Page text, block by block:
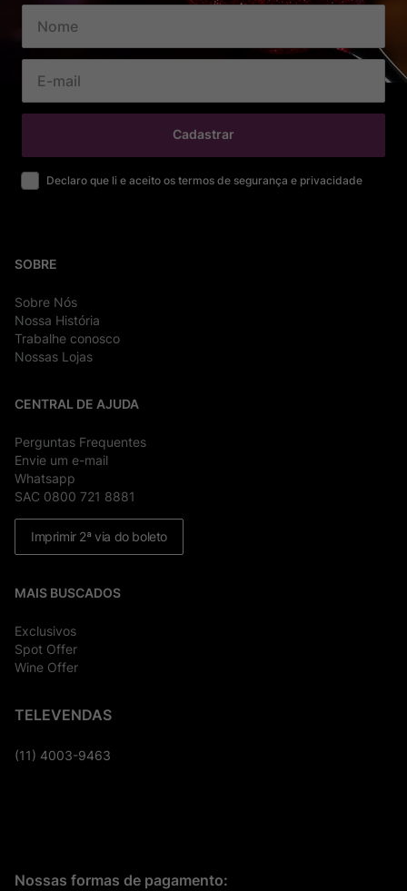
Cadastrar
Declaro que li e aceito os termos de segurança e privacidade
SOBRE
Sobre Nós
Nossa História
Trabalhe conosco
Nossas Lojas
CENTRAL DE AJUDA
Perguntas Frequentes
Envie um e-mail
Whatsapp
SAC 0800 721 8881
Imprimir 2ª via do boleto
MAIS BUSCADOS
Exclusivos
Spot Offer
Wine Offer
TELEVENDAS
(11) 4003-9463
Nossas formas de pagamento: